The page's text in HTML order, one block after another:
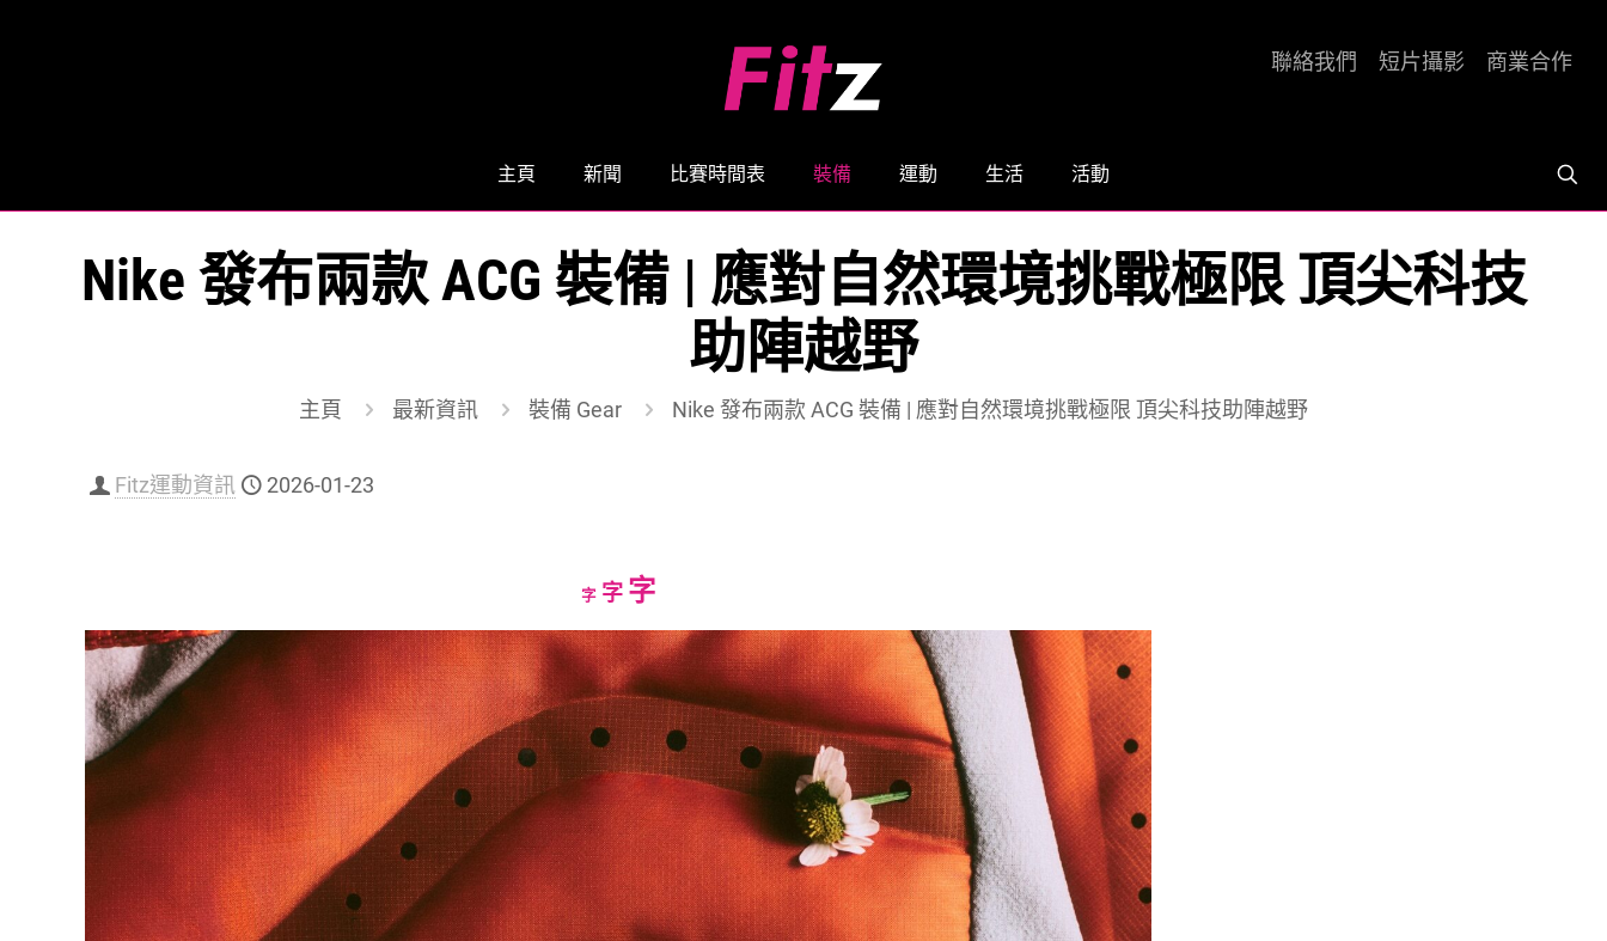
主頁 新聞 比賽時間表 裝備 運動 生活 活動
聯絡我們 短片攝影 商業合作
Nike 發布兩款 ACG 裝備 | 應對自然環境挑戰極限 頂尖科技
助陣越野
主頁 最新資訊 裝備 Gear Nike 發布兩款 ACG 裝備 | 應對自然環境挑戰極限 頂尖科技助陣越野
Fitz運動資訊 2026-01-23
字Decrease
size.
字Reset
size.
字Increase
font
size.